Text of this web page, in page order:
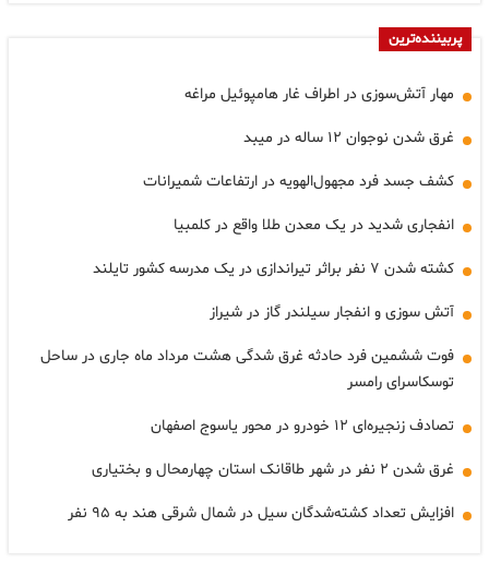
پربیننده‌ترین
مهار آتش‌سوزی در اطراف غار هامپوئیل مراغه
غرق شدن نوجوان ۱۲ ساله در میبد
کشف جسد فرد مجهول‌الهویه در ارتفاعات شمیرانات
انفجاری شدید در یک معدن طلا واقع در کلمبیا
کشته شدن ۷ نفر براثر تیراندازی در یک مدرسه کشور تایلند
آتش سوزی و انفجار سیلندر گاز در شیراز
فوت ششمین فرد حادثه غرق شدگی هشت مرداد ماه جاری در ساحل
توسکاسرای رامسر
تصادف زنجیره‌ای ۱۲ خودرو در محور یاسوج اصفهان
غرق شدن ۲ نفر در شهر طاقانک استان چهارمحال و بختیاری
افزایش تعداد کشته‌شدگان سیل در شمال شرقی هند به ۹۵ نفر